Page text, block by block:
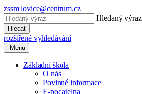
zssmilovice@centrum.cz
Hledaný výraz
Hledat
rozšířené vyhledávání
Menu
Základní škola
O nás
Povinné informace
E-podatelna